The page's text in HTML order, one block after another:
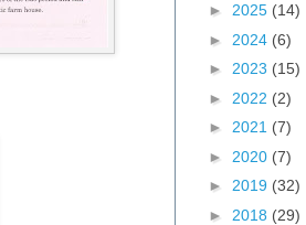
► 2025 (14)
► 2024 (6)
► 2023 (15)
► 2022 (2)
► 2021 (7)
► 2020 (7)
► 2019 (32)
► 2018 (29)